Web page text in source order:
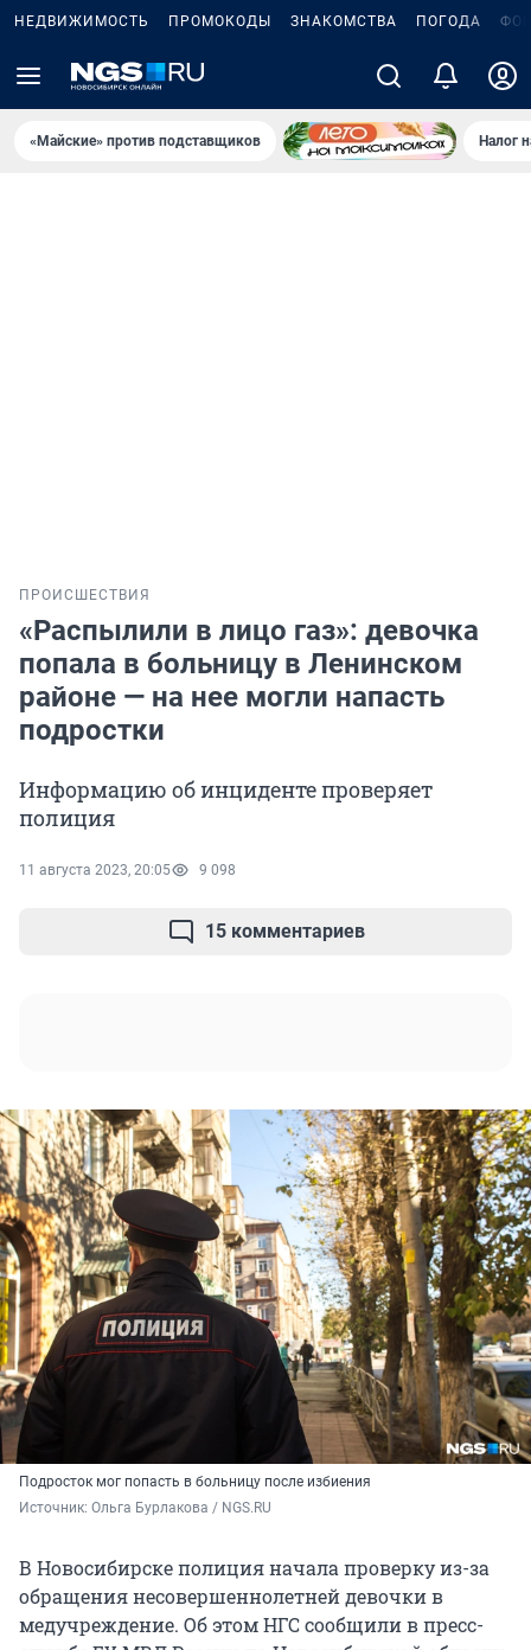
НЕДВИЖИМОСТЬ ПРОМОКОДЫ ЗНАКОМСТВА ПОГОДА
«Майские» против подставщиков Налог
ПРОИСШЕСТВИЯ
«Распылили в лицо газ»: девочка
попала в больницу в Ленинском
районе — на нее могли напасть
подростки
Информацию об инциденте проверяет
полиция
11 августа 2023, 20:05 9 098
15 комментариев
Подросток мог попасть в больницу после избиения
Источник: Ольга Бурлакова / NGS.RU
В Новосибирске полиция начала проверку из-за
обращения несовершеннолетней девочки в
медучреждение. Об этом НГС сообщили в пресс-